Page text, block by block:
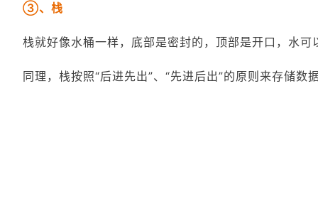
③、栈
栈就好像水桶一样，底部是密封的，顶部是开口，水
同理，栈按照“后进先出”、“先进后出”的原则来存储